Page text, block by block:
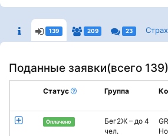
139 209 23
Поданные заявки(всего 139)
Статус Группа
Оплачено
Бег2Ж – до 4
чел.